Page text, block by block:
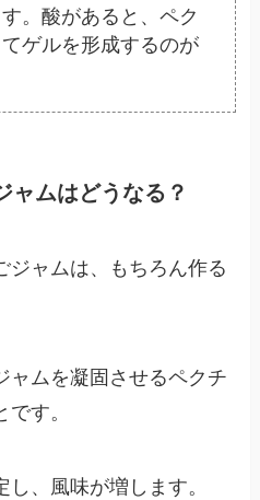
。酸があると、ペク
ゲルを形成するのが
ャムはどうなる？
ジャムは、もちろん作る
ャムを凝固させるペクチ
す。
、風味が増します。